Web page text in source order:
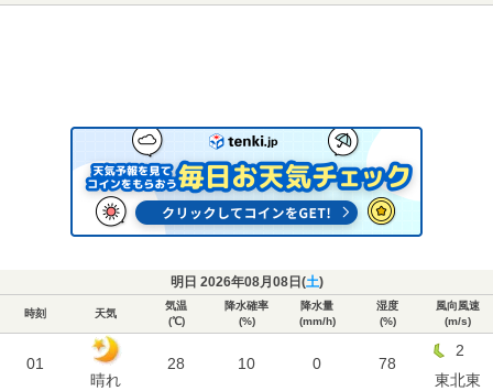
明日 2026年08月08日(土)
時刻 天気
気温
(℃)
降水確率
(%)
降水量
(mm/h)
湿度
(%)
風向風速
(m/s)
01
晴れ
28 10 0 78
2
東北東